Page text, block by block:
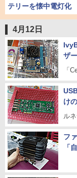
テリーを懐中電灯化
4月12日
ザ
「
け
ル
フ
「